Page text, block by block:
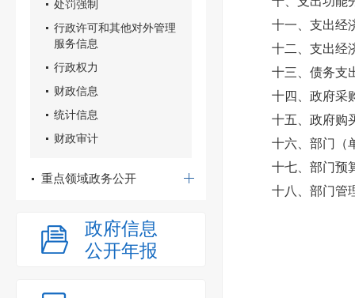
处罚强制
行政许可和其他对外管理
服务信息
行政权力
财政信息
统计信息
财政审计
重点领域政务公开
政府信息
公开年报
十一、支出经
十二、支出经
十三、债务支
十四、政府采
十五、政府购
十六、部门（
十七、部门预
十八、部门管